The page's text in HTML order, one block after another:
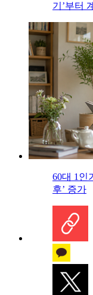
기’부터
60대 1인
후’ 증가